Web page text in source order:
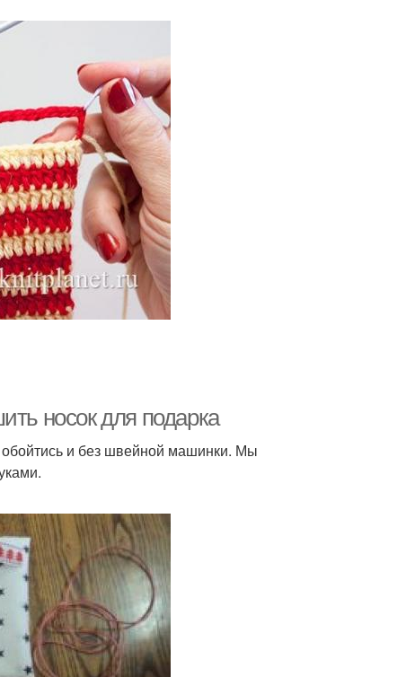
носок для подарка
и без швейной машинки. Мы